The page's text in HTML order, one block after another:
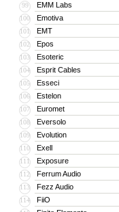
99 EMM Labs
100 Emotiva
101 EMT
102 Epos
103 Esoteric
104 Esprit Cables
105 Esseci
106 Estelon
107 Euromet
108 Eversolo
109 Evolution
110 Exell
111 Exposure
112 Ferrum Audio
113 Fezz Audio
114 FiiO